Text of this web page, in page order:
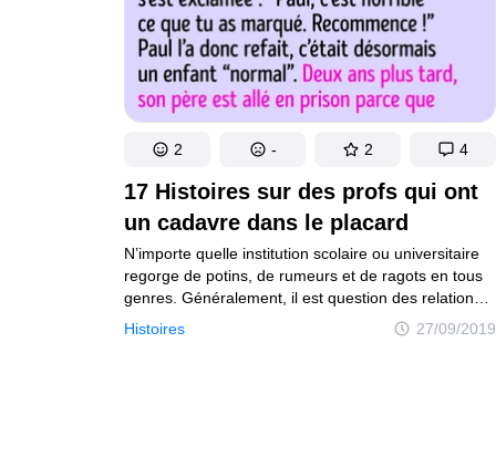
17 Histoires sur des profs qui ont
un cadavre dans le placard
Histoires 27/09/2019
N’importe quelle institution scolaire ou universitaire
regorge de potins, de rumeurs et de ragots en tous
genres. Généralement, il est question des relations
amoureuses des professeurs ou du côté obscur
de leur vie. Et parfois, on découvre des intrigues
2 - 2 4